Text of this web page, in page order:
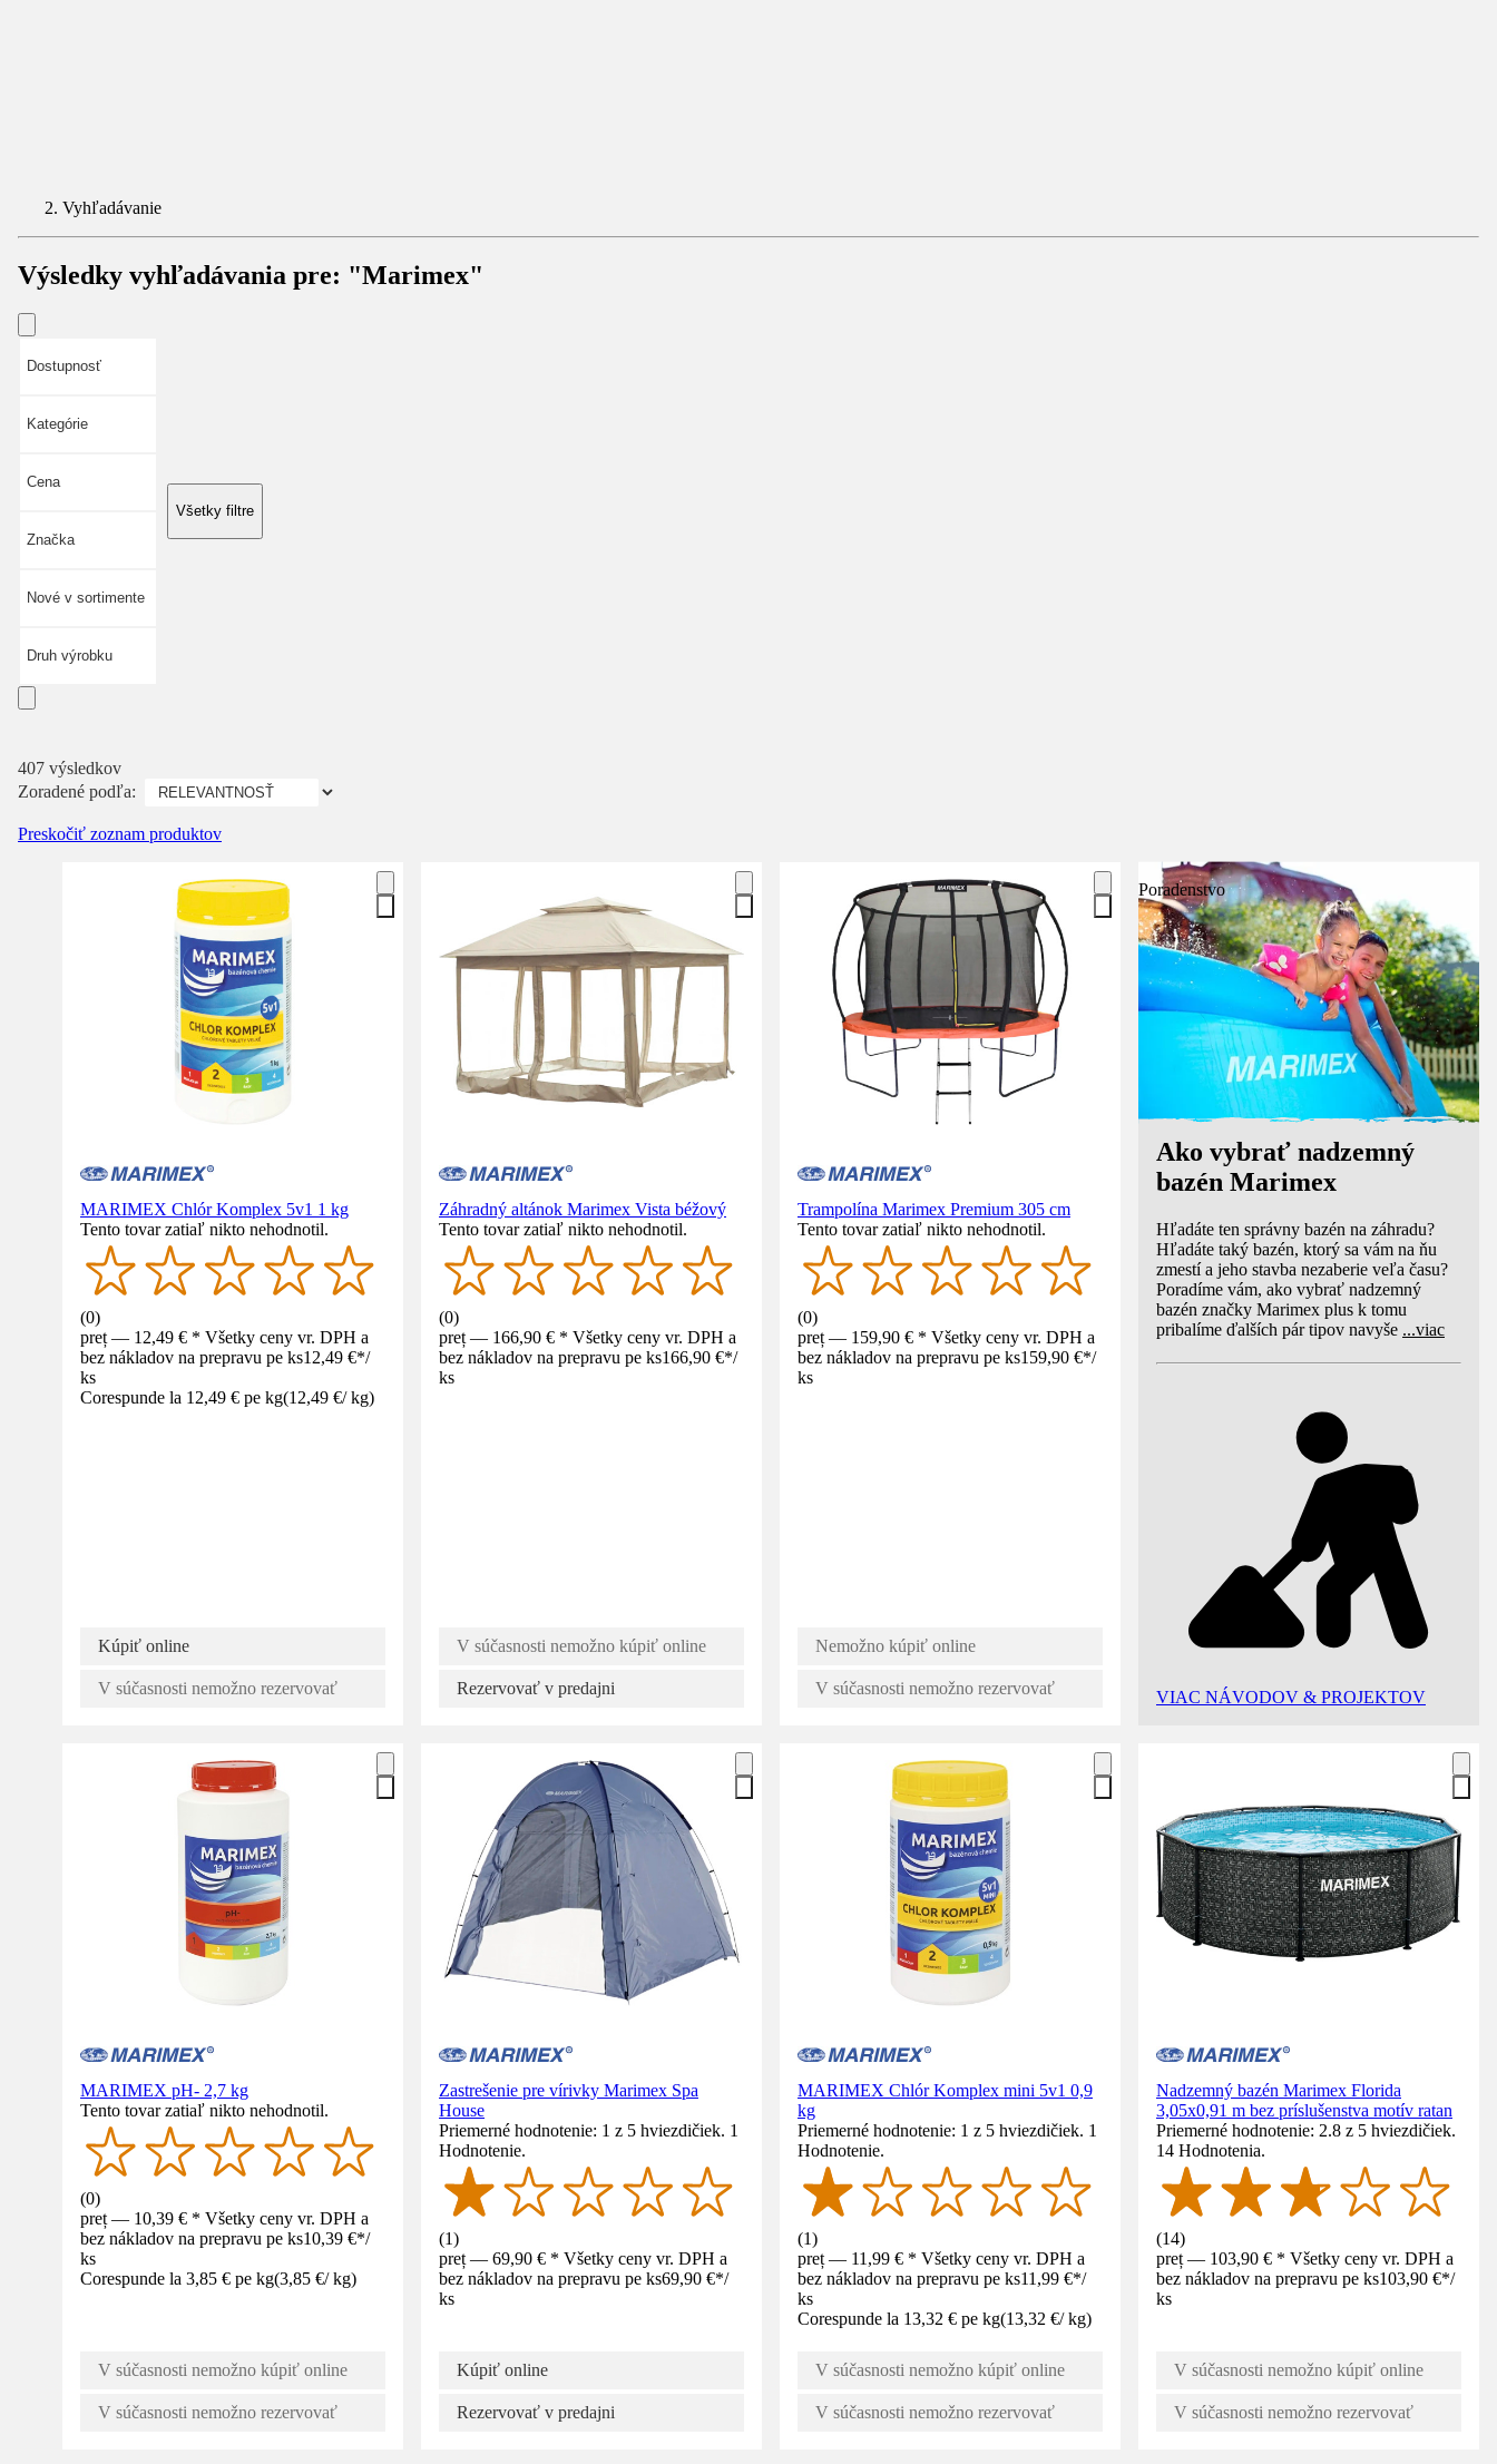
Vyhľadávanie
Výsledky vyhľadávania pre: "Marimex"
Dostupnosť
Kategórie
Cena
Značka
Nové v sortimente
Druh výrobku
Všetky filtre
407 výsledkov
Zoradené podľa:
Preskočiť zoznam produktov
MARIMEX Chlór Komplex 5v1 1 kg
Tento tovar zatiaľ nikto nehodnotil.
(0)
preț — 12,49 € * Všetky ceny vr. DPH a
bez nákladov na prepravu pe ks12,49 €*/
ks
Corespunde la 12,49 € pe kg(12,49 €/ kg)
Kúpiť online
V súčasnosti nemožno rezervovať
Záhradný altánok Marimex Vista béžový
Tento tovar zatiaľ nikto nehodnotil.
(0)
preț — 166,90 € * Všetky ceny vr. DPH a
bez nákladov na prepravu pe ks166,90 €*/
ks
V súčasnosti nemožno kúpiť online
Rezervovať v predajni
Trampolína Marimex Premium 305 cm
Tento tovar zatiaľ nikto nehodnotil.
(0)
preț — 159,90 € * Všetky ceny vr. DPH a
bez nákladov na prepravu pe ks159,90 €*/
ks
Nemožno kúpiť online
V súčasnosti nemožno rezervovať
Poradenstvo
Ako vybrať nadzemný
bazén Marimex
Hľadáte ten správny bazén na záhradu?
Hľadáte taký bazén, ktorý sa vám na ňu
zmestí a jeho stavba nezaberie veľa času?
Poradíme vám, ako vybrať nadzemný
bazén značky Marimex plus k tomu
pribalíme ďalších pár tipov navyše ...viac
VIAC NÁVODOV & PROJEKTOV
MARIMEX pH- 2,7 kg
Tento tovar zatiaľ nikto nehodnotil.
(0)
preț — 10,39 € * Všetky ceny vr. DPH a
bez nákladov na prepravu pe ks10,39 €*/
ks
Corespunde la 3,85 € pe kg(3,85 €/ kg)
V súčasnosti nemožno kúpiť online
V súčasnosti nemožno rezervovať
Zastrešenie pre vírivky Marimex Spa
House
Priemerné hodnotenie: 1 z 5 hviezdičiek. 1
Hodnotenie.
(1)
preț — 69,90 € * Všetky ceny vr. DPH a
bez nákladov na prepravu pe ks69,90 €*/
ks
Kúpiť online
Rezervovať v predajni
MARIMEX Chlór Komplex mini 5v1 0,9
kg
Priemerné hodnotenie: 1 z 5 hviezdičiek. 1
Hodnotenie.
(1)
preț — 11,99 € * Všetky ceny vr. DPH a
bez nákladov na prepravu pe ks11,99 €*/
ks
Corespunde la 13,32 € pe kg(13,32 €/ kg)
V súčasnosti nemožno kúpiť online
V súčasnosti nemožno rezervovať
Nadzemný bazén Marimex Florida
3,05x0,91 m bez príslušenstva motív ratan
Priemerné hodnotenie: 2.8 z 5 hviezdičiek.
14 Hodnotenia.
(14)
preț — 103,90 € * Všetky ceny vr. DPH a
bez nákladov na prepravu pe ks103,90 €*/
ks
V súčasnosti nemožno kúpiť online
V súčasnosti nemožno rezervovať